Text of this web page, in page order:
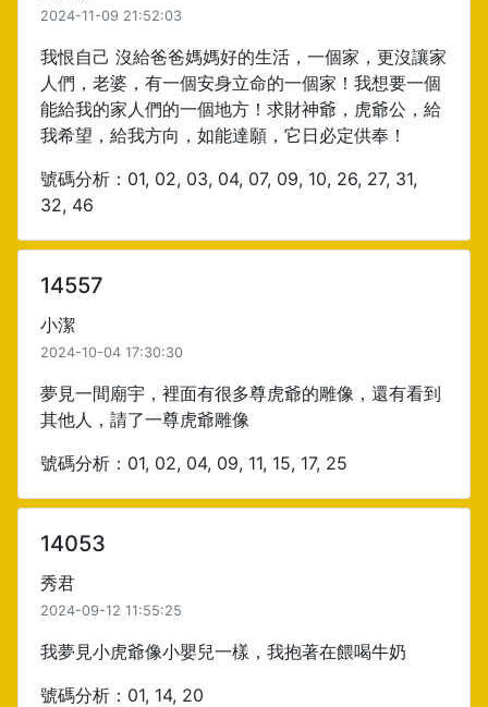
2024-11-09 21:52:03
我恨自己 沒給爸爸媽媽好的生活，一個家，更沒讓家
人們，老婆，有一個安身立命的一個家！我想要一個
能給我的家人們的一個地方！求財神爺，虎爺公，給
我希望，給我方向，如能達願，它日必定供奉！
號碼分析：01, 02, 03, 04, 07, 09, 10, 26, 27, 31,
32, 46
14557
小潔
2024-10-04 17:30:30
夢見一間廟宇，裡面有很多尊虎爺的雕像，還有看到
其他人，請了一尊虎爺雕像
號碼分析：01, 02, 04, 09, 11, 15, 17, 25
14053
秀君
2024-09-12 11:55:25
我夢見小虎爺像小嬰兒一樣，我抱著在餵喝牛奶
號碼分析：01, 14, 20